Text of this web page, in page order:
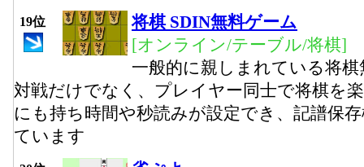
19位
将棋 SDIN無料ゲーム
[オンライン/テーブル/将棋]
一般的に親しまれている将
対戦だけでなく、プレイヤー同士で将棋を
にも持ち時間や秒読みが設定でき、記譜保
ています